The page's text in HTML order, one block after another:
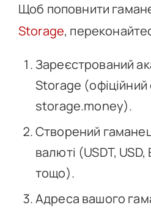
Щоб поповнити
Storage,
Зареєстрований
Storage (офіційний
storage.money).
Створений
валюті (USDT, USD,
тощо).
Адреса вашого